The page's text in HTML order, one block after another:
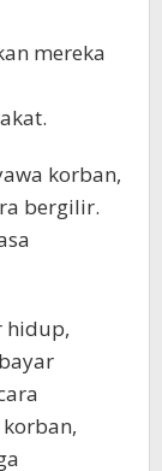
mereka
korban,
bergilir.
hidup,